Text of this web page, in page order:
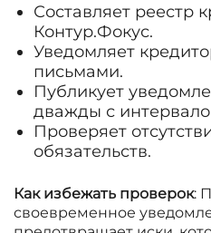
Составляет реестр
Контур.Фокус.
Уведомляет
письмами.
Публикует
дважды с
Проверяет
обязательств.
Как избежать проверок:
своевременное